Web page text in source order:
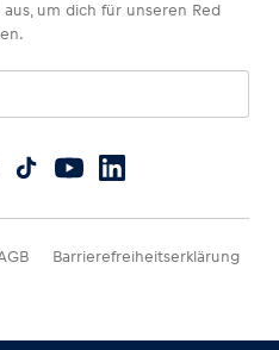
um dich für unseren Red
Barrierefreiheitserklärung